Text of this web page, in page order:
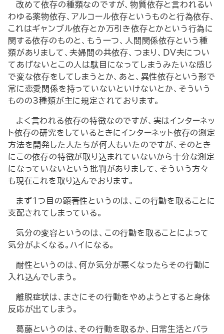
改めて依存の種類なのですが、物質依存と言われるい
わゆる薬物依存、アルコール依存というものと行為依存、
これはギャンブル依存とか万引き依存とかという行為に
関する依存のものと、もう一つ、人間関係依存という種
類がありまして、夫婦間の共依存、つまり、DV夫につい
てあげないとこの人は駄目になってしまうみたいな感じ
で変な依存をしてしまうとか、あと、異性依存という形で
常に恋愛関係を持っていないといけないとか、そういう
ものの3種類が主に規定されております。
よく言われる依存の特徴なのですが、実はインターネッ
ト依存の研究をしているときにインターネット依存の測定
方法を開発した人たちが何人もいたのですが、そのとき
にこの依存の特徴が取り込まれていないから十分な測定
になっていないという批判がありまして、そういう方々
も現在これを取り込んでおります。
まず1つ目の顕著性というのは、この行動を取ることに
支配されてしまっている。
気分の変容というのは、この行動を取ることによって
気分がよくなる。ハイになる。
耐性というのは、何か気分が悪くなったらその行動に
入れ込んでしまう。
離脱症状は、まさにその行動をやめようとすると身体
反応が出てしまう。
葛藤というのは、その行動を取るか、日常生活とバラ